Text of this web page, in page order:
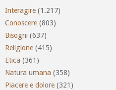
Interagire (1.217)
Conoscere (803)
Bisogni (637)
Religione (415)
Etica (361)
Natura umana (358)
Piacere e dolore (321)